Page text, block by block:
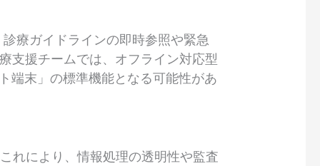
療ガイドラインの即時参照や緊急
支援チームでは、オフライン対応型
端末」の標準機能となる可能性があ
れにより、情報処理の透明性や監査